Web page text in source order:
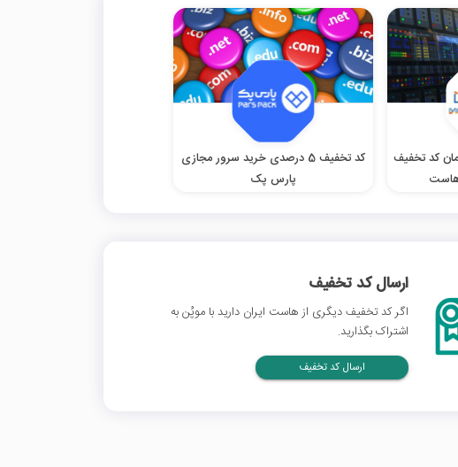
هزار تومان کد تخفیف
کد تخفیف 5 درصدی خرید سرور مجازی
پارس پک
ارسال کد تخفیف
اگر کد تخفیف دیگری از هاست ایران دارید با موپُن به
اشتراک بگذارید.
ارسال کد تخفیف